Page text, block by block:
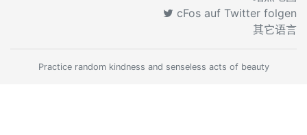
cFos auf Twitter folgen
其它语言
Practice random kindness and senseless acts of beauty